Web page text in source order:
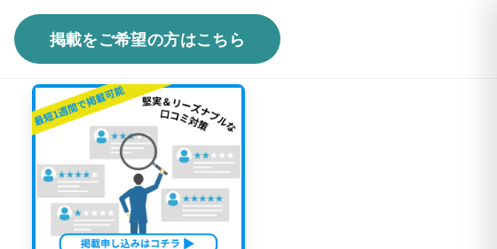
掲載をご希望の方はこちら